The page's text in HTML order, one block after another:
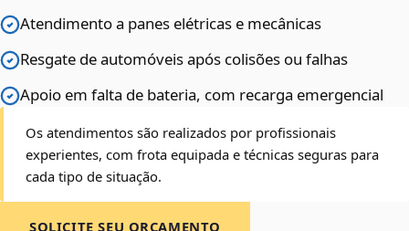
Atendimento a panes elétricas e mecânicas
Resgate de automóveis após colisões ou falhas
Apoio em falta de bateria, com recarga emergencial
Os atendimentos são realizados por profissionais
experientes, com frota equipada e técnicas seguras para
cada tipo de situação.
SOLICITE SEU ORÇAMENTO